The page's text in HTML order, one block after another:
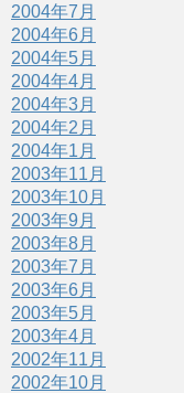
2004年7月
2004年6月
2004年5月
2004年4月
2004年3月
2004年2月
2004年1月
2003年11月
2003年10月
2003年9月
2003年8月
2003年7月
2003年6月
2003年5月
2003年4月
2002年11月
2002年10月